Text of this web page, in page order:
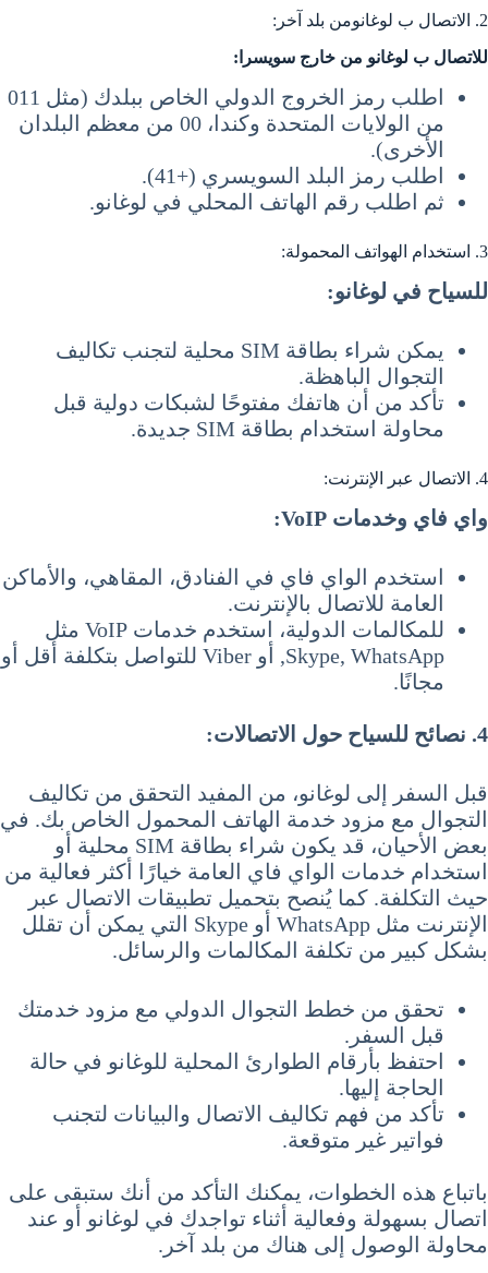
2. الاتصال ب لوغانومن بلد آخر:
للاتصال ب لوغانو من خارج سويسرا:
اطلب رمز الخروج الدولي الخاص ببلدك (مثل 011
من الولايات المتحدة وكندا، 00 من معظم البلدان
الأخرى).
اطلب رمز البلد السويسري (+41).
ثم اطلب رقم الهاتف المحلي في لوغانو.
3. استخدام الهواتف المحمولة:
للسياح في لوغانو:
يمكن شراء بطاقة SIM محلية لتجنب تكاليف
التجوال الباهظة.
تأكد من أن هاتفك مفتوحًا لشبكات دولية قبل
محاولة استخدام بطاقة SIM جديدة.
4. الاتصال عبر الإنترنت:
واي فاي وخدمات VoIP:
استخدم الواي فاي في الفنادق، المقاهي، والأماكن
العامة للاتصال بالإنترنت.
للمكالمات الدولية، استخدم خدمات VoIP مثل
Skype, WhatsApp, أو Viber للتواصل بتكلفة أقل أو
مجانًا.
4. نصائح للسياح حول الاتصالات:
قبل السفر إلى لوغانو، من المفيد التحقق من تكاليف
التجوال مع مزود خدمة الهاتف المحمول الخاص بك. في
بعض الأحيان، قد يكون شراء بطاقة SIM محلية أو
استخدام خدمات الواي فاي العامة خيارًا أكثر فعالية من
حيث التكلفة. كما يُنصح بتحميل تطبيقات الاتصال عبر
الإنترنت مثل WhatsApp أو Skype التي يمكن أن تقلل
بشكل كبير من تكلفة المكالمات والرسائل.
تحقق من خطط التجوال الدولي مع مزود خدمتك
قبل السفر.
احتفظ بأرقام الطوارئ المحلية للوغانو في حالة
الحاجة إليها.
تأكد من فهم تكاليف الاتصال والبيانات لتجنب
فواتير غير متوقعة.
باتباع هذه الخطوات، يمكنك التأكد من أنك ستبقى على
اتصال بسهولة وفعالية أثناء تواجدك في لوغانو أو عند
محاولة الوصول إلى هناك من بلد آخر.